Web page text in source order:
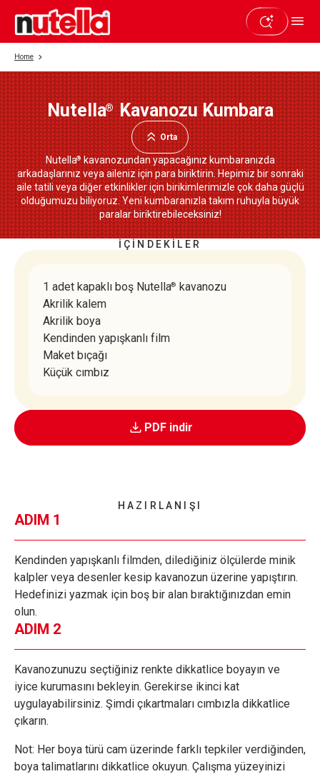
Home
Nutella®Kavanozu Kumbara
Orta
Nutella®kavanozundan yapacağınız kumbaranızda
arkadaşlarınız veya aileniz için para biriktirin. Hepimiz bir sonraki
aile tatili veya diğer etkinlikler için birikimlerimizle çok daha güçlü
olduğumuzu biliyoruz. Yeni kumbaranızla takım ruhuyla büyük
paralar biriktirebileceksiniz!
Beğendiyseniz paylaşın
İÇİNDEKİLER
1 adet kapaklı boş Nutella® kavanozu
Akrilik kalem
Akrilik boya
Kendinden yapışkanlı film
Maket bıçağı
Küçük cımbız
PDF indir
HAZIRLANIŞI
ADIM 1
Kendinden yapışkanlı filmden, dilediğiniz ölçülerde minik
kalpler veya desenler kesip kavanozun üzerine yapıştırın.
Hedefinizi yazmak için boş bir alan bıraktığınızdan emin
olun.
ADIM 2
Kavanozunuzu seçtiğiniz renkte dikkatlice boyayın ve
iyice kurumasını bekleyin. Gerekirse ikinci kat
uygulayabilirsiniz. Şimdi çıkartmaları cımbızla dikkatlice
çıkarın.
Not: Her boya türü cam üzerinde farklı tepkiler verdiğinden,
boya talimatlarını dikkatlice okuyun. Çalışma yüzeyinizi